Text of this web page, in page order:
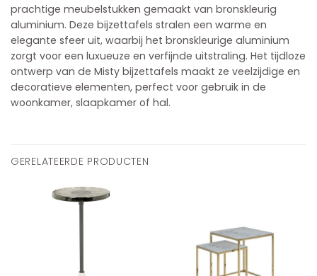
prachtige meubelstukken gemaakt van bronskleurig
aluminium. Deze bijzettafels stralen een warme en
elegante sfeer uit, waarbij het bronskleurige aluminium
zorgt voor een luxueuze en verfijnde uitstraling. Het tijdloze
ontwerp van de Misty bijzettafels maakt ze veelzijdige en
decoratieve elementen, perfect voor gebruik in de
woonkamer, slaapkamer of hal.
GERELATEERDE PRODUCTEN